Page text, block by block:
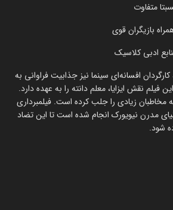
متفاوت
بازیگران قوی
ادبی کلاسیک
افسانه‌ای سینما نیز جذابیت فراوانی به
فیلم نقش ایزایا، معلم دانته را به عهده دارد.
مخاطبان زیادی را جلب کرده است. فیلمبرداری
مدرن نیویورک انجام شده است تا این تضاد
شود.